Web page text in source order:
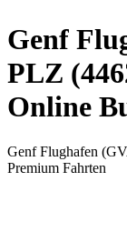
Genf
PLZ
Online
Genf Flughafen
Premium Fahrten